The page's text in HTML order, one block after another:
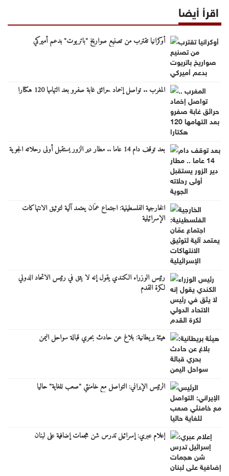
اقرأ أيضا
أوكرانيا تقترب من تصنيع صواريخ "باتريوت" بدعم أميركي
المغرب .. تواصل إخماد حرائق غابة صفرو بعد التهامها 120 هكتارا
بعد توقف دام 14 عاما .. مطار دير الزور يستقبل أولى رحلاته الجوية
الخارجية الفلسطينية: اجتماع عمّان يعتمد آلية لتوثيق الانتهاكات
الإسرائيلية
رئيس الوزراء الكندي يقول إنه لا يثق في رئيس الاتحاد الدولي
لكرة القدم
هيئة بريطانية: بلاغ عن حادث بحري قبالة سواحل اليمن
الرئيس الإيراني: التواصل مع خامنئي "صعب للغاية" حاليا
إعلام عبري: إسرائيل تدرس شن هجمات إضافية على لبنان